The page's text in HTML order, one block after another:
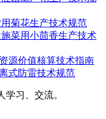
用菊花生产技术规范
菜用小茴香生产技术
源价值核算技术指南
式防雷技术规范
习、交流。